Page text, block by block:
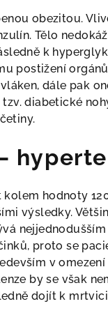
obezitou.
Tělo
k
postižení
dále pak
diabetické
hodnoty
výsledky.
nejjednodušším
proto se
v
by se však
dojít k